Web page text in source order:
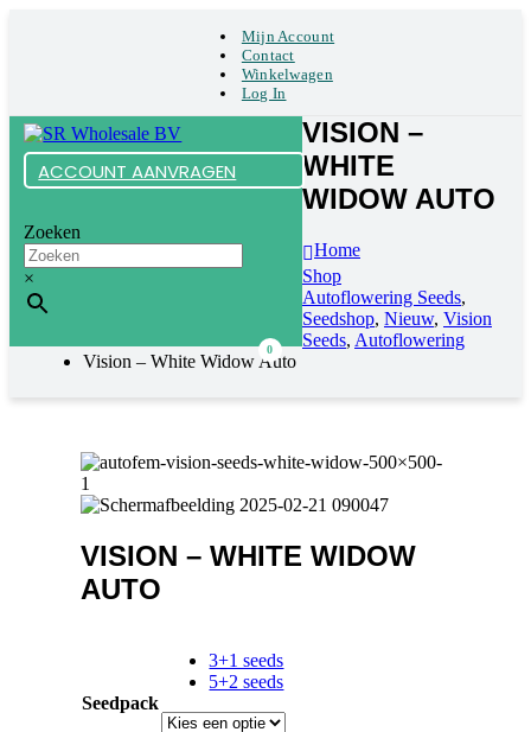
Mijn Account
Contact
Winkelwagen
Log In
ACCOUNT AANVRAGEN
Zoeken
×
0
VISION –
WHITE
WIDOW AUTO
Home
Shop
Autoflowering Seeds,
Seedshop, Nieuw, Vision
Seeds, Autoflowering
Vision – White Widow Auto
VISION – WHITE WIDOW
AUTO
Seedpack
3+1 seeds
5+2 seeds